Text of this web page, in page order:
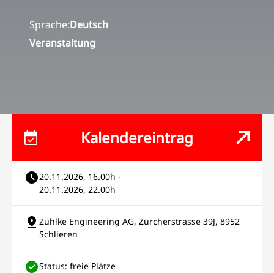
Sprache:Deutsch
Veranstaltung
Kalendereintrag
20.11.2026, 16.00h -
20.11.2026, 22.00h
Zühlke Engineering AG, Zürcherstrasse 39J, 8952
Schlieren
Status: freie Plätze